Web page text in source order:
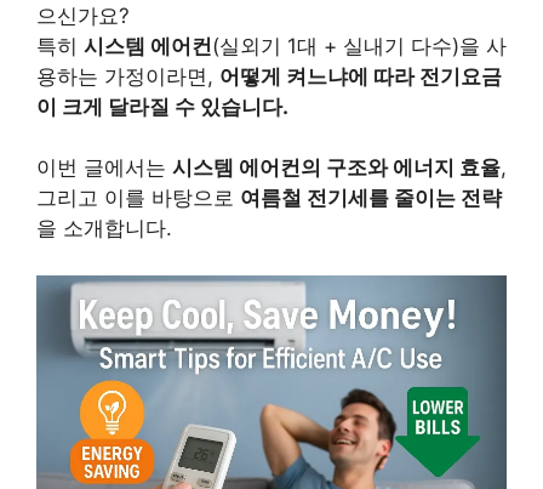
으신가요?
특히 시스템 에어컨(실외기 1대 + 실내기 다수)을 사
용하는 가정이라면, 어떻게 켜느냐에 따라 전기요금
이 크게 달라질 수 있습니다.
이번 글에서는 시스템 에어컨의 구조와 에너지 효율,
그리고 이를 바탕으로 여름철 전기세를 줄이는 전략
을 소개합니다.